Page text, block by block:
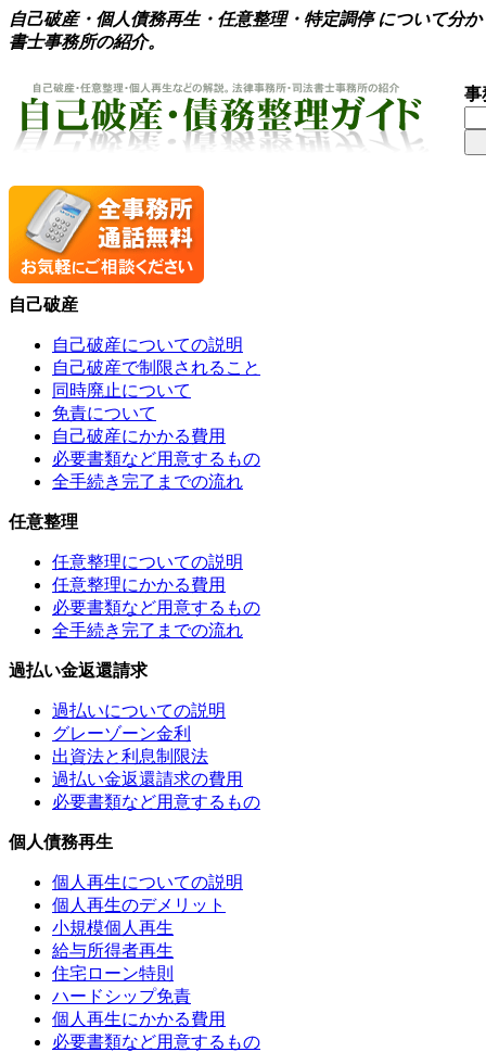
自己破産・個人債務再生・任意整理・特定調停 について分
書士事務所の紹介。
事
自己破産
自己破産についての説明
自己破産で制限されること
同時廃止について
免責について
自己破産にかかる費用
必要書類など用意するもの
全手続き完了までの流れ
任意整理
任意整理についての説明
任意整理にかかる費用
必要書類など用意するもの
全手続き完了までの流れ
過払い金返還請求
過払いについての説明
グレーゾーン金利
出資法と利息制限法
過払い金返還請求の費用
必要書類など用意するもの
個人債務再生
個人再生についての説明
個人再生のデメリット
小規模個人再生
給与所得者再生
住宅ローン特則
ハードシップ免責
個人再生にかかる費用
必要書類など用意するもの